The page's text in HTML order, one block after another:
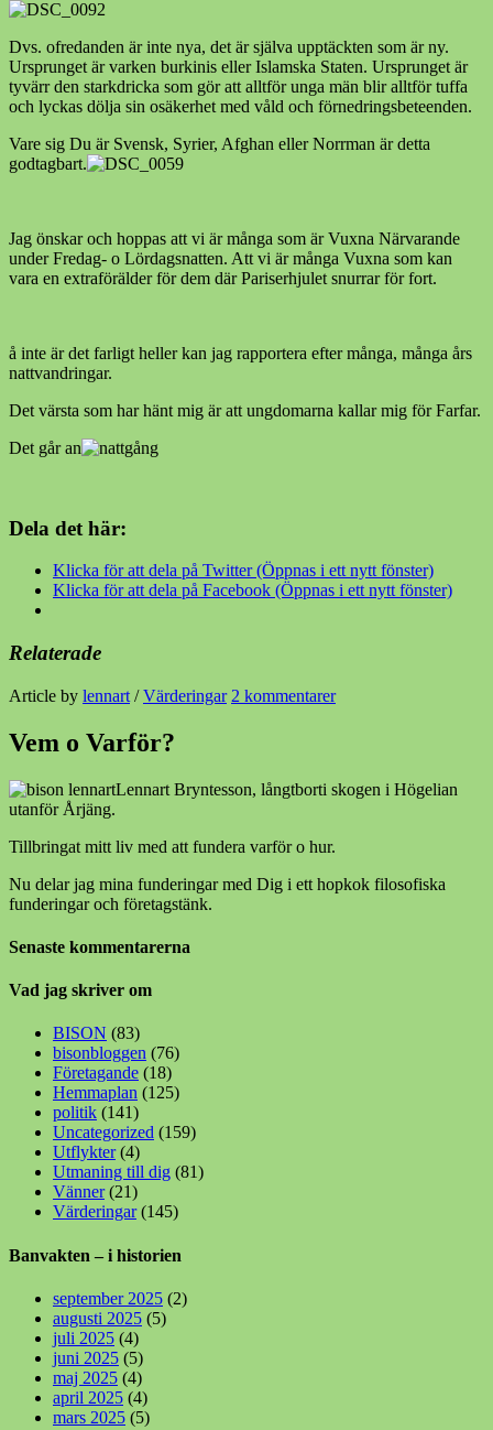
Dvs. ofredanden är inte nya, det är själva upptäckten som är ny.
Ursprunget är varken burkinis eller Islamska Staten. Ursprunget är
tyvärr den starkdricka som gör att alltför unga män blir alltför tuffa
och lyckas dölja sin osäkerhet med våld och förnedringsbeteenden.
Vare sig Du är Svensk, Syrier, Afghan eller Norrman är detta
godtagbart.
Jag önskar och hoppas att vi är många som är Vuxna Närvarande
under Fredag- o Lördagsnatten. Att vi är många Vuxna som kan
vara en extraförälder för dem där Pariserhjulet snurrar för fort.
å inte är det farligt heller kan jag rapportera efter många, många års
nattvandringar.
Det värsta som har hänt mig är att ungdomarna kallar mig för Farfar.
Det går an
Dela det här:
Klicka för att dela på Twitter (Öppnas i ett nytt fönster)
Klicka för att dela på Facebook (Öppnas i ett nytt fönster)
Relaterade
Article by lennart /Värderingar 2 kommentarer
Vem o Varför?
Lennart Bryntesson, långtborti skogen i Högelian
utanför Årjäng.
Tillbringat mitt liv med att fundera varför o hur.
Nu delar jag mina funderingar med Dig i ett hopkok filosofiska
funderingar och företagstänk.
Senaste kommentarerna
Vad jag skriver om
BISON (83)
bisonbloggen (76)
Företagande (18)
Hemmaplan (125)
politik (141)
Uncategorized (159)
Utflykter(4)
Utmaning till dig (81)
Vänner(21)
Värderingar(145)
Banvakten – i historien
september 2025 (2)
augusti 2025 (5)
juli 2025 (4)
juni 2025 (5)
maj 2025 (4)
april 2025 (4)
mars 2025 (5)